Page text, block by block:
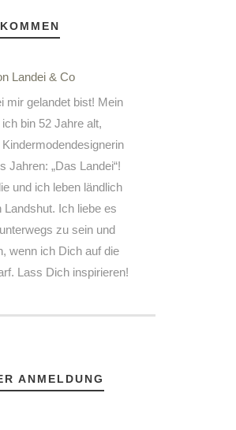
mir gelandet bist! Mein
bin 52 Jahre alt,
Jahren: „Das Landei“!
und ich leben ländlich
Ich liebe es
zu sein und
wenn ich Dich auf die
Lass Dich inspirieren!
ANMELDUNG